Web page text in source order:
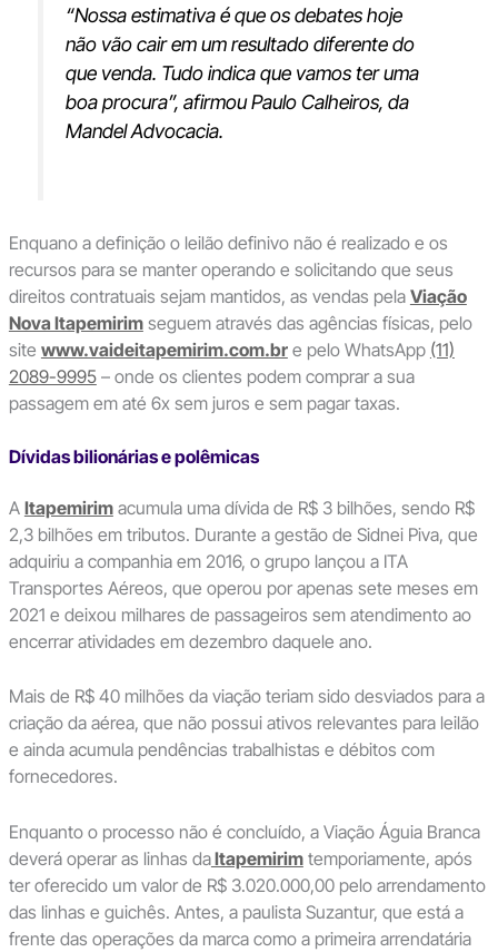
“Nossa estimativa é que os debates hoje
não vão cair em um resultado diferente do
que venda. Tudo indica que vamos ter uma
boa procura”, afirmou Paulo Calheiros, da
Mandel Advocacia.
Enquano a definição o leilão definivo não é realizado e os
recursos para se manter operando e solicitando que seus
direitos contratuais sejam mantidos, as vendas pela Viação
Nova Itapemirimseguem através das agências físicas, pelo
site www.vaideitapemirim.com.bre pelo WhatsApp (11)
2089-9995– onde os clientes podem comprar a sua
passagem em até 6x sem juros e sem pagar taxas.
Dívidas bilionárias e polêmicas
A Itapemirimacumula uma dívida de R$ 3 bilhões, sendo R$
2,3 bilhões em tributos. Durante a gestão de Sidnei Piva, que
adquiriu a companhia em 2016, o grupo lançou a ITA
Transportes Aéreos, que operou por apenas sete meses em
2021 e deixou milhares de passageiros sem atendimento ao
encerrar atividades em dezembro daquele ano.
Mais de R$ 40 milhões da viação teriam sido desviados para a
criação da aérea, que não possui ativos relevantes para leilão
e ainda acumula pendências trabalhistas e débitos com
fornecedores.
Enquanto o processo não é concluído, a Viação Águia Branca
deverá operar as linhas daItapemirimtemporiamente, após
ter oferecido um valor de R$ 3.020.000,00 pelo arrendamento
das linhas e guichês. Antes, a paulista Suzantur, que está a
frente das operações da marca como a primeira arrendatária